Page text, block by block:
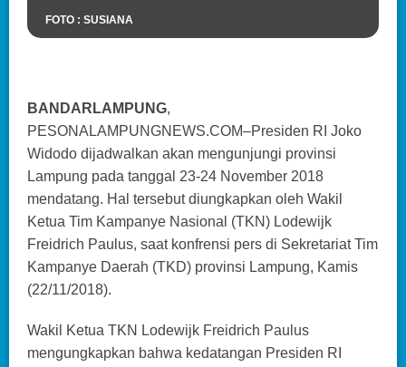
FOTO : SUSIANA
BANDARLAMPUNG,
PESONALAMPUNGNEWS.COM–Presiden RI Joko
Widodo dijadwalkan akan mengunjungi provinsi
Lampung pada tanggal 23-24 November 2018
mendatang. Hal tersebut diungkapkan oleh Wakil
Ketua Tim Kampanye Nasional (TKN) Lodewijk
Freidrich Paulus, saat konfrensi pers di Sekretariat Tim
Kampanye Daerah (TKD) provinsi Lampung, Kamis
(22/11/2018).
Wakil Ketua TKN Lodewijk Freidrich Paulus
mengungkapkan bahwa kedatangan Presiden RI